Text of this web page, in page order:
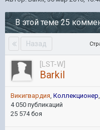
В этой теме 25
Назад
[LST-W]
Barkil
Викигвардия, Коллекционер,
4 050 публикаций
25 574 боя